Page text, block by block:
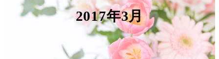
2017年3月